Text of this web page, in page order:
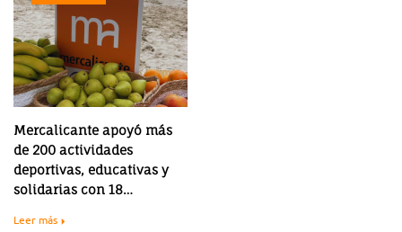
Mercalicante apoyó más
de 200 actividades
deportivas, educativas y
solidarias con 18
verdura en 2024.
Leer más